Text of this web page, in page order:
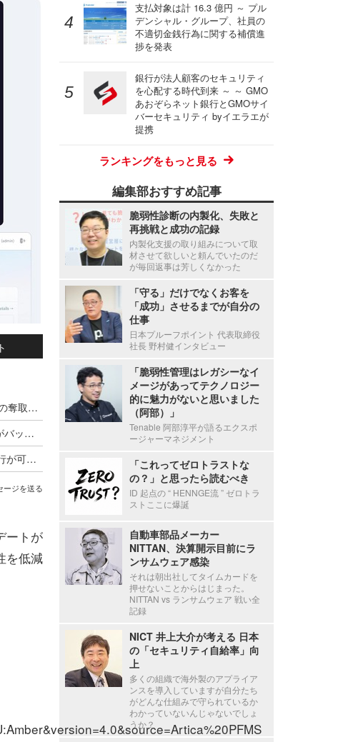
Microsoft Windows OS における管理者権限の奪取につながる ATBroker.exe の特権動作での検証不備（Scan Tech Report）
Nginx UI における認証されていない利用者がバックアップファイルのダウンロードが可能となる脆弱性（Scan Tech Report）
Wazuh における遠隔からの任意のコード実行が可能となるシリアライズデータの検証不備（Scan Tech Report）
ージを送る
ートが
を低減
支払対象は計 16.3 億円 ～ プル
デンシャル・グループ、社員の
不適切金銭行為に関する補償進
捗を発表
銀行が法人顧客のセキュリティ
を心配する時代到来 ～ ～ GMO
あおぞらネット銀行とGMOサイ
バーセキュリティ byイエラエが
提携
ランキングをもっと見る
編集部おすすめ記事
脆弱性診断の内製化、失敗と
再挑戦と成功の記録
内製化支援の取り組みについて取
材させて欲しいと頼んでいたのだ
が毎回返事は芳しくなかった
「守る」だけでなくお客を
「成功」させるまでが自分の
仕事
日本プルーフポイント 代表取締役
社長 野村健インタビュー
「脆弱性管理はレガシーなイ
メージがあってテクノロジー
的に魅力がないと思いました
（阿部）」
Tenable 阿部淳平が語るエクスポ
ージャーマネジメント
「これってゼロトラストな
の？」と思ったら読むべき
ID 起点の “ HENNGE流 ” ゼロトラ
ストここに爆誕
自動車部品メーカー
NITTAN、決算開示目前にラ
ンサムウェア感染
それは朝出社してタイムカードを
押せないことからはじまった。
NITTAN vs ランサムウェア 戦い全
記録
NICT 井上大介が考える 日本
の「セキュリティ自給率」向
上
多くの組織で海外製のアプライア
ンスを導入していますが自分たち
がどんな仕組みで守られているか
わかっていないんじゃないでしょ
うか？